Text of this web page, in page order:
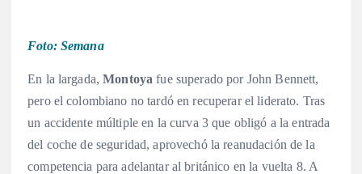
Foto: Semana
En la largada,Montoya fue superado por John Bennett,
pero el colombiano no tardó en recuperar el liderato. Tras
un accidente múltiple en la curva 3 que obligó a la entrada
del coche de seguridad, aprovechó la reanudación de la
competencia para adelantar al británico en la vuelta 8. A